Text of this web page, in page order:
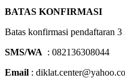
BATAS KONFIRMASI
Batas konfirmasi pendaftaran
SMS/WA : 082136308044
Email :